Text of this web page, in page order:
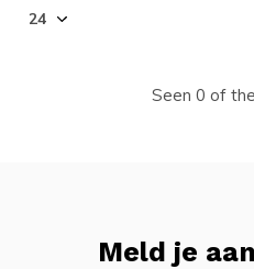
Seen 0 of
Meld je